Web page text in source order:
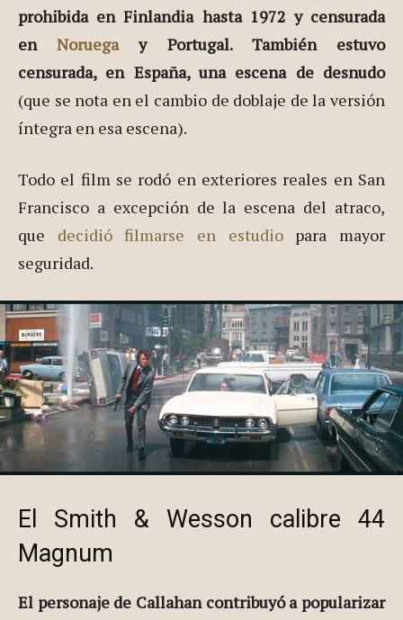
prohibida en Finlandia hasta 1972 y censurada
enNoruegay Portugal. También estuvo
censurada, en España, una escena de desnudo
(que se nota en el cambio de doblaje de la versión
íntegra en esa escena).
Todo el film se rodó en exteriores reales en San
Francisco a excepción de la escena del atraco,
que decidió filmarse en estudiopara mayor
seguridad.
El Smith & Wesson calibre 44
Magnum
El personaje de Callahan contribuyó a popularizar